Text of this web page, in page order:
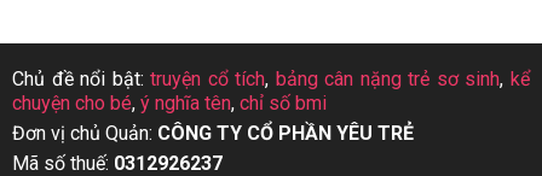
Chủ đề nổi bật:truyện cổ tích, bảng cân nặng trẻ sơ sinh,kể
chuyện cho bé, ý nghĩa tên, chỉ số bmi
Đơn vị chủ Quản: CÔNG TY CỔ PHẦN YÊU TRẺ
Mã số thuế: 0312926237